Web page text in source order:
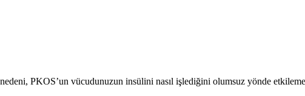
PKOS’un vücudunuzun insülini nasıl işlediğini olumsuz yönde